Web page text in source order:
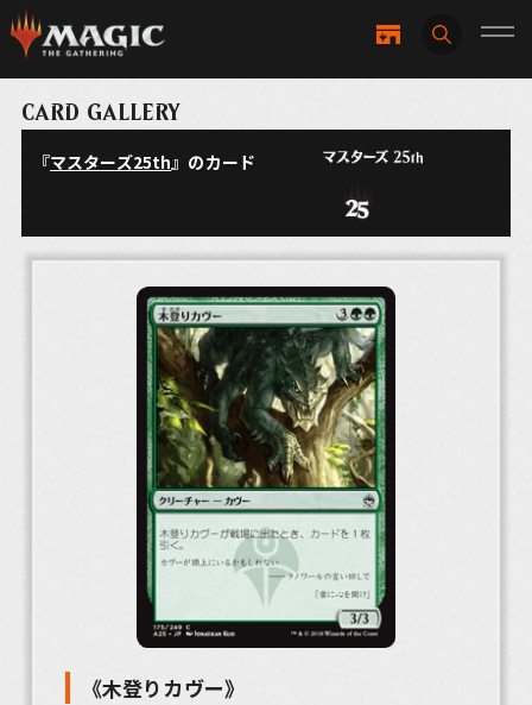
CARD GALLERY
『マスターズ25th』のカード
《木登りカヴー》